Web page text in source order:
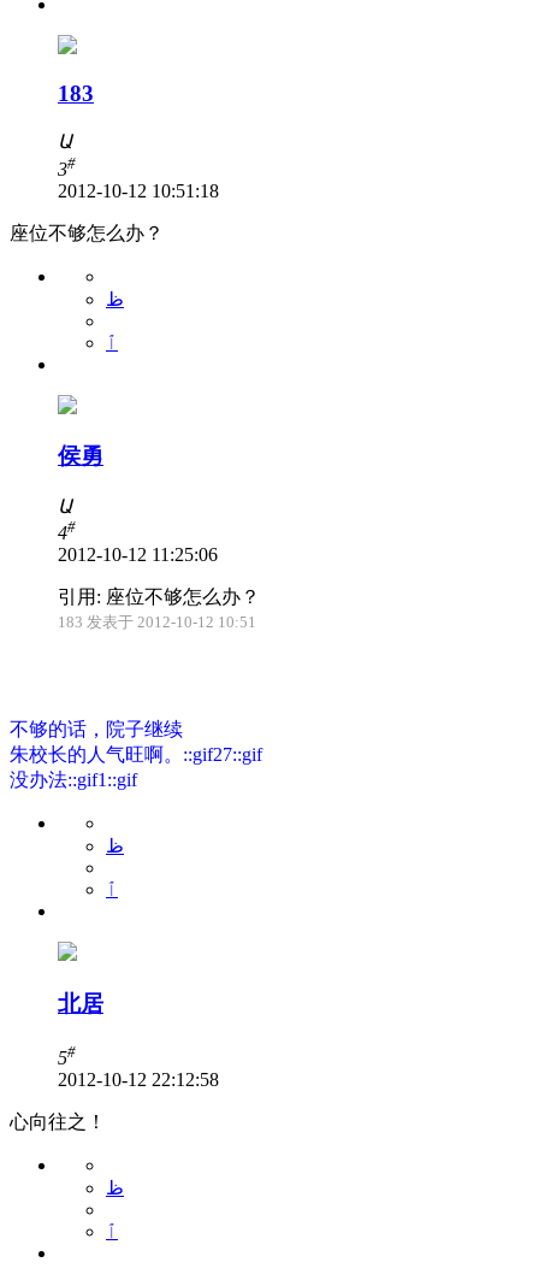
183
Ա
3#
2012-10-12 10:51:18
座位不够怎么办？
ظ
ٱ
侯勇
Ա
4#
2012-10-12 11:25:06
引用: 座位不够怎么办？
183 发表于 2012-10-12 10:51
不够的话，院子继续
朱校长的人气旺啊。::gif27::gif
没办法::gif1::gif
ظ
ٱ
北居
5#
2012-10-12 22:12:58
心向往之！
ظ
ٱ